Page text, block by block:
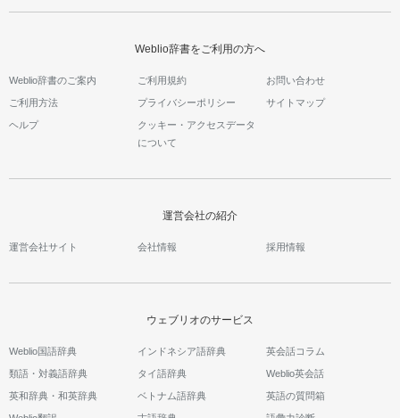
Weblio辞書をご利用の方へ
Weblio辞書のご案内 ご利用規約 お問い合わせ
ご利用方法 プライバシーポリシー サイトマップ
ヘルプ
クッキー・アクセスデータ
について
運営会社の紹介
運営会社サイト 会社情報 採用情報
ウェブリオのサービス
Weblio国語辞典
類語・対義語辞典
英和辞典・和英辞典
インドネシア語辞典
タイ語辞典
ベトナム語辞典
英会話コラム
Weblio英会話
英語の質問箱